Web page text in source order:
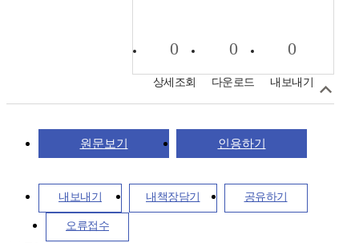
0
상세조회
0
다운로드
0
내보내기
원문보기 인용하기
내보내기 내책장담기 공유하기
오류접수